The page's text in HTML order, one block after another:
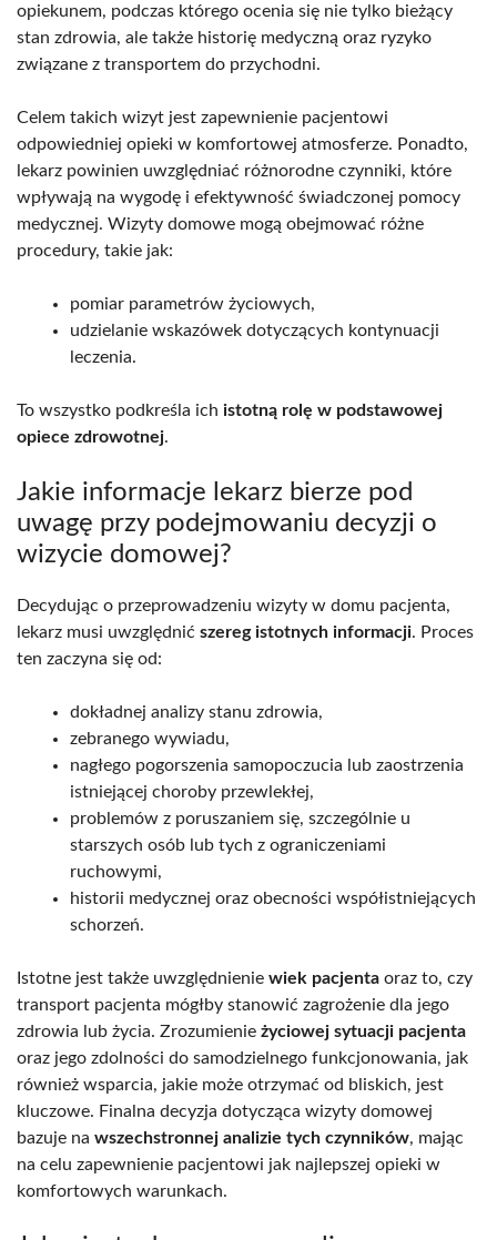
opiekunem, podczas którego ocenia się nie tylko bieżący
stan zdrowia, ale także historię medyczną oraz ryzyko
związane z transportem do przychodni.
Celem takich wizyt jest zapewnienie pacjentowi
odpowiedniej opieki w komfortowej atmosferze. Ponadto,
lekarz powinien uwzględniać różnorodne czynniki, które
wpływają na wygodę i efektywność świadczonej pomocy
medycznej. Wizyty domowe mogą obejmować różne
procedury, takie jak:
pomiar parametrów życiowych,
udzielanie wskazówek dotyczących kontynuacji
leczenia.
To wszystko podkreśla ich istotną rolę w podstawowej
opiece zdrowotnej.
Jakie informacje lekarz bierze pod
uwagę przy podejmowaniu decyzji o
wizycie domowej?
Decydując o przeprowadzeniu wizyty w domu pacjenta,
lekarz musi uwzględnić szereg istotnych informacji. Proces
ten zaczyna się od:
dokładnej analizy stanu zdrowia,
zebranego wywiadu,
nagłego pogorszenia samopoczucia lub zaostrzenia
istniejącej choroby przewlekłej,
problemów z poruszaniem się, szczególnie u
starszych osób lub tych z ograniczeniami
ruchowymi,
historii medycznej oraz obecności współistniejących
schorzeń.
Istotne jest także uwzględnienie wiek pacjenta oraz to, czy
transport pacjenta mógłby stanowić zagrożenie dla jego
zdrowia lub życia. Zrozumienie życiowej sytuacji pacjenta
oraz jego zdolności do samodzielnego funkcjonowania, jak
również wsparcia, jakie może otrzymać od bliskich, jest
kluczowe. Finalna decyzja dotycząca wizyty domowej
bazuje na wszechstronnej analizie tych czynników, mając
na celu zapewnienie pacjentowi jak najlepszej opieki w
komfortowych warunkach.